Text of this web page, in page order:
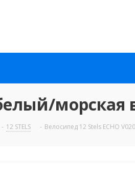
- 12 STELS - Велосипед 12 Stels ECHO